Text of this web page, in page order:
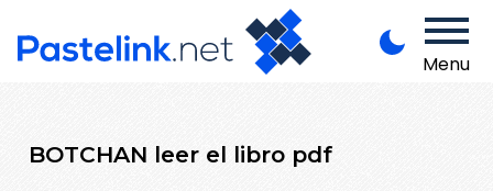
Menu
BOTCHAN leer el libro pdf